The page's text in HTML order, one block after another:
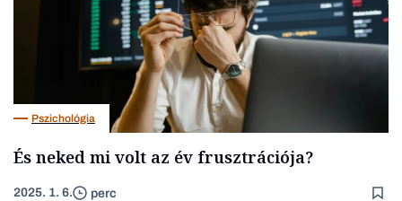
Pszichológia
És neked mi volt az év frusztrációja?
2025. 1. 6. perc